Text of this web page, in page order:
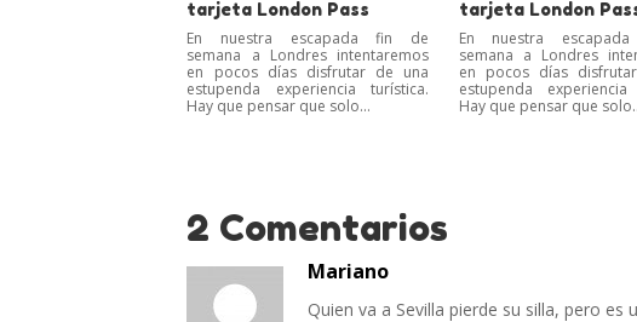
tarjeta London Pass
En nuestra escapada fin de
semana a Londres intentaremos
en pocos días disfrutar de una
estupenda experiencia turística.
Hay que pensar que solo...
tarjeta London
En nuestra
semana a Londres
en pocos días
estupenda experiencia
Hay que pensar que
2 Comentarios
Mariano
Quien va a Sevilla pierde su silla, pero